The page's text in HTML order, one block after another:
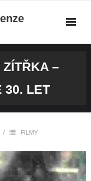
–
30. LET
FILMY